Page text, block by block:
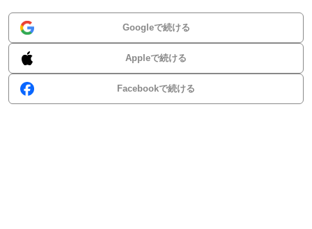
Googleで続ける
Appleで続ける
Facebookで続ける